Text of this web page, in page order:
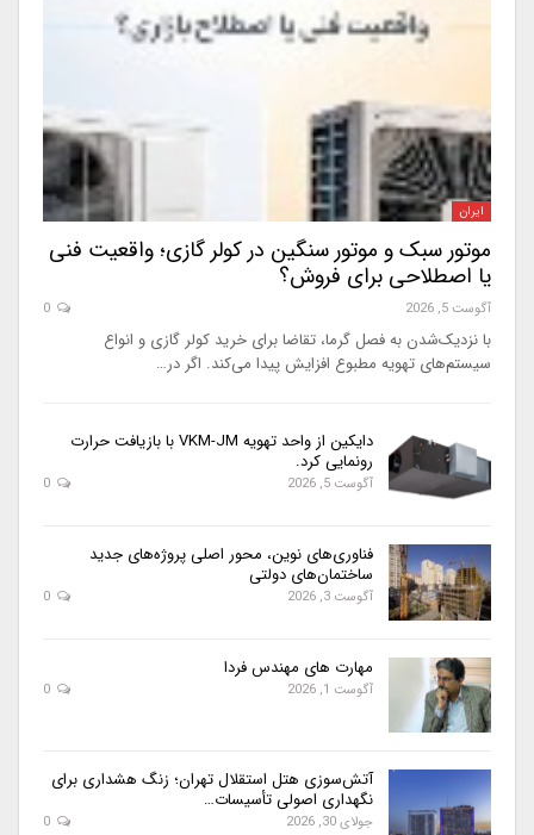
ایران
موتور سبک و موتور سنگین در کولر گازی؛ واقعیت فنی
یا اصطلاحی برای فروش؟
آگوست 5, 2026
با نزدیک‌شدن به فصل گرما، تقاضا برای خرید کولر گازی و انواع
سیستم‌های تهویه مطبوع افزایش پیدا می‌کند. اگر در…
دایکین از واحد تهویه VKM-JM با بازیافت حرارت
رونمایی کرد.
آگوست 5, 2026
فناوری‌های نوین، محور اصلی پروژه‌های جدید
ساختمان‌های دولتی
آگوست 3, 2026
مهارت های مهندس فردا
آگوست 1, 2026
آتش‌سوزی هتل استقلال تهران؛ زنگ هشداری برای
نگهداری اصولی تأسیسات…
جولای 30, 2026